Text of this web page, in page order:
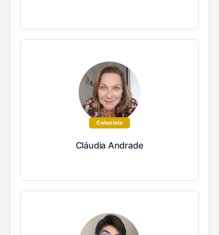
Colunista
Cláudia Andrade